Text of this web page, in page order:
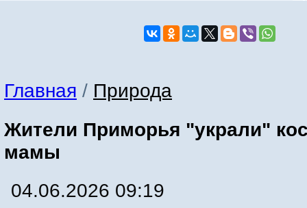
Главная / Природа
Жители Приморья "украли"
мамы
04.06.2026 09:19